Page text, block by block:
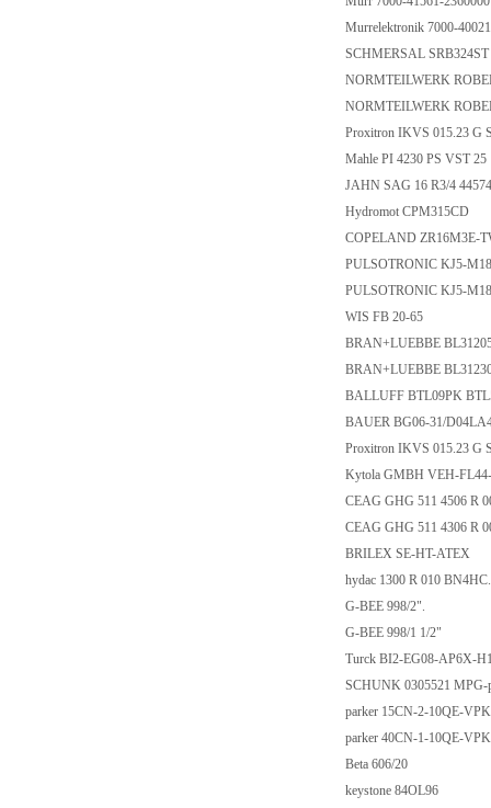
Murrelektronik 7000-
SCHMERSAL
NORMTEILWERK
NORMTEILWERK
Proxitron IKVS 015.23 G
Mahle PI 4230 PS VST
JAHN SAG 16 R3/4
Hydromot CPM315CD
COPELAND ZR16M3E-
PULSOTRONIC KJ5-
PULSOTRONIC KJ5-
WIS FB 20-65
BRAN+LUEBBE
BRAN+LUEBBE
BALLUFF BTL09PK
BAUER BG06-31/
Proxitron IKVS 015.23 G
Kytola GMBH VEH-
CEAG GHG 511 4506 R
CEAG GHG 511 4306 R
BRILEX SE-HT-ATEX
hydac 1300 R 010
G-BEE 998/2".
G-BEE 998/1 1/2"
Turck BI2-EG08-AP6X-
SCHUNK 0305521
parker 15CN-2-10QE-
parker 40CN-1-10QE-
Beta 606/20
keystone 84OL96